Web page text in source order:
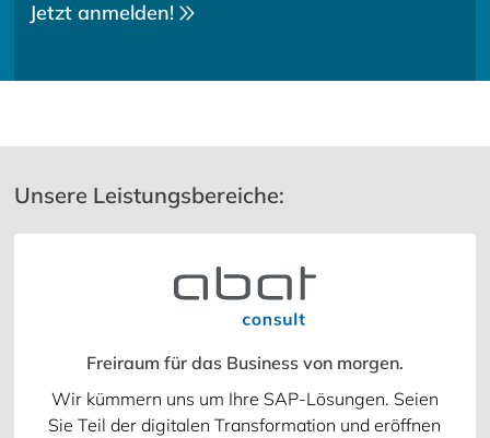
Jetzt anmelden!
Unsere Leistungsbereiche:
Freiraum für das Business von morgen.
Wir kümmern uns um Ihre SAP-Lösungen. Seien
Sie Teil der digitalen Transformation und eröffnen